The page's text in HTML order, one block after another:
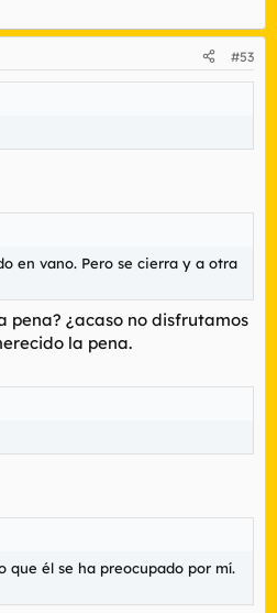
#53
en vano. Pero se cierra y a otra
pena? ¿acaso no disfrutamos
la pena.
que él se ha preocupado por mí.